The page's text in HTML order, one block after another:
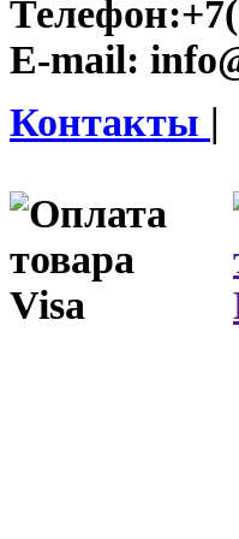
Телефон:
E-mail:
Контакты |